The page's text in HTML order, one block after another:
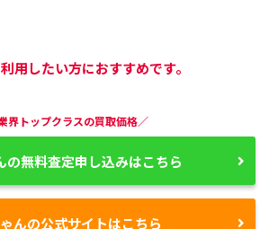
用したい方におすすめです。
界トップクラスの買取価格／
の無料査定申し込みはこちら
んの公式サイトはこちら